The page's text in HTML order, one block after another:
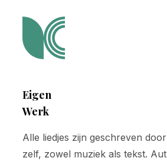
Eigen
Werk
Alle liedjes zijn geschreven
zelf, zowel muziek als tekst.